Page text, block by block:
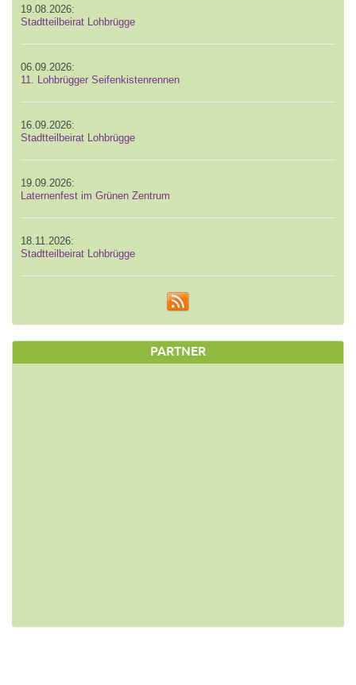
19.08.2026:
Stadtteilbeirat Lohbrügge
06.09.2026:
11. Lohbrügger Seifenkistenrennen
16.09.2026:
Stadtteilbeirat Lohbrügge
19.09.2026:
Laternenfest im Grünen Zentrum
18.11.2026:
Stadtteilbeirat Lohbrügge
PARTNER